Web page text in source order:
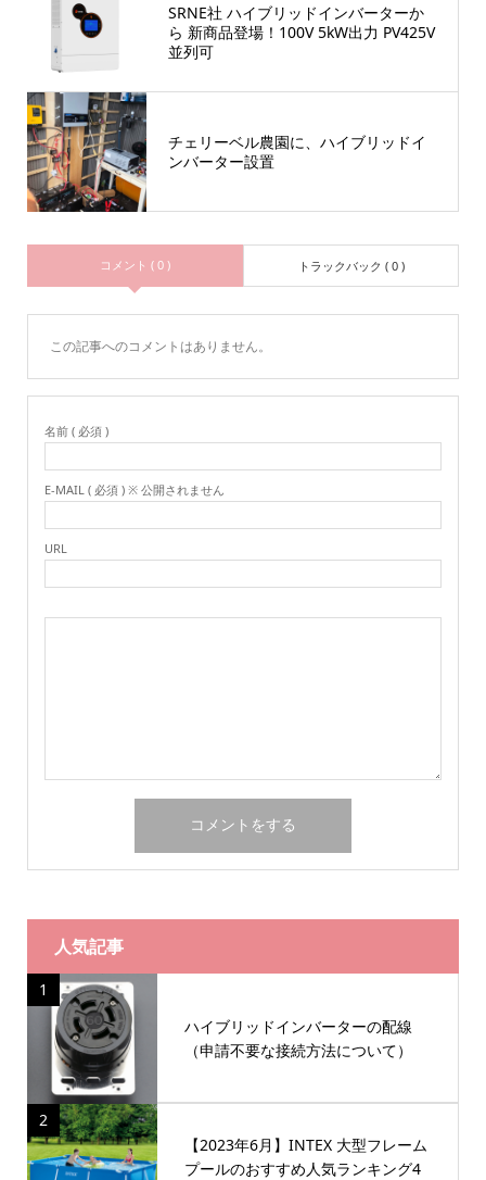
SRNE社 ハイブリッドインバーターか
ら 新商品登場！100V 5kW出力 PV425V
並列可
チェリーベル農園に、ハイブリッドイ
ンバーター設置
コメント ( 0 ) トラックバック ( 0 )
この記事へのコメントはありません。
名前 ( 必須 )
E-MAIL ( 必須 ) ※ 公開されません
URL
人気記事
1
ハイブリッドインバーターの配線
（申請不要な接続方法について）
2
【2023年6月】INTEX 大型フレーム
プールのおすすめ人気ランキング4